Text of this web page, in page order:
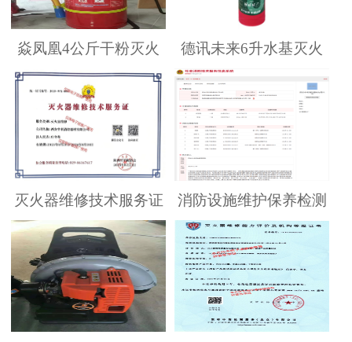
焱凤凰4公斤干粉灭火 德讯未来6升水基灭火
灭火器维修技术服务证 消防设施维护保养检测